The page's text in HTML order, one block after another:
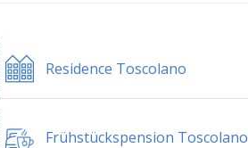
Residence Toscolano
Frühstückspension Toscolano